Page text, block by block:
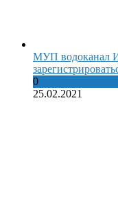
МУП водоканал
0
25.02.2021